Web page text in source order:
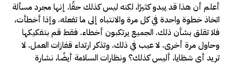
أعلم أن هذا قد يبدو كثيرًا، لكنه ليس كذلك حقًا. إنها مجرد مسألة
اتخاذ خطوة واحدة في كل مرة والانتباه إلى ما تفعله. وإذا أخطأت،
فلا تقلق بشأن ذلك. الجميع يرتكبون أخطاء. فقط قم بتفكيكها
وحاول مرة أخرى. لا عيب في ذلك. وتذكر ارتداء قفازات العمل. لا
تريد أي شظايا، أليس كذلك؟ ونظارات السلامة أيضًا، نشارة